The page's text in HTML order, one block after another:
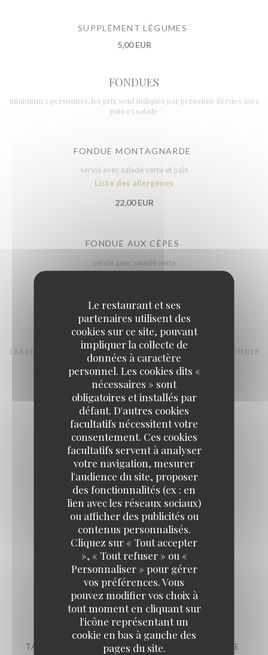
Le restaurant et ses
partenaires utilisent des
cookies sur ce site, pouvant
impliquer la collecte de
données à caractère
personnel. Les cookies dits «
nécessaires » sont
obligatoires et installés par
défaut. D'autres cookies
facultatifs nécessitent votre
consentement. Ces cookies
facultatifs servent à analyser
votre navigation, mesurer
l'audience du site, proposer
des fonctionnalités (ex : en
lien avec les réseaux sociaux)
ou afficher des publicités ou
contenus personnalisés.
Cliquez sur « Tout accepter
», « Tout refuser » ou «
Personnaliser » pour gérer
vos préférences. Vous
pouvez modifier vos choix à
tout moment en cliquant sur
l'icône représentant un
cookie en bas à gauche des
pages du site.
SUPPLÉMENT LÉGUMES
5,00 EUR
FONDUES
minimum 2 personnes, les prix sont indiqués par personne Servies avec
pain et salade
FONDUE MONTAGNARDE
servie avec salade verte et pain
Liste des allergènes
22,00 EUR
FONDUE AUX CÈPES
servie avec salade verte
RACLETTES
LES PRIX SONT INDIQUES PAR PERSONNE. MINIMUM 2 PERSONNES
SERVIES AVEC SALADE VERTE ET POMMES DE TERRE
RACLETTE AU LAIT CRU
22,00 EUR
RACLETTE FUMEE
24,00 EUR
RACLETTE A L'AIL DES OURS
Liste des allergènes
24,00 EUR
LES GRATINÉES
SERVIES AVEC SALADE VERTE
TARTICHÈVRE / RACLIFLETTE / TARTIFLETTE
AU MONTAGNARD